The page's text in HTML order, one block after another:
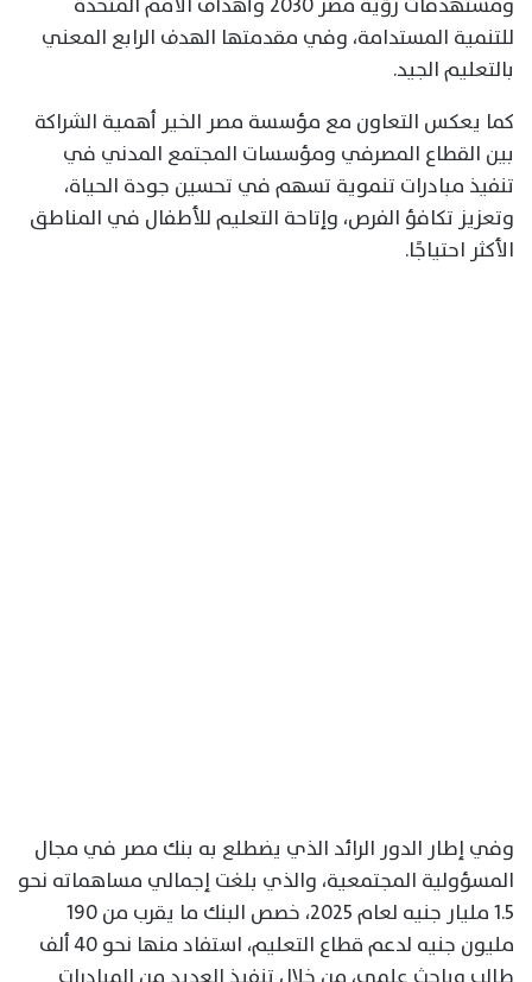
للتنمية المستدامة، وفي مقدمتها الهدف الرابع المعني
بالتعليم الجيد.
كما يعكس التعاون مع مؤسسة مصر الخير أهمية الشراكة
بين القطاع المصرفي ومؤسسات المجتمع المدني في
تنفيذ مبادرات تنموية تسهم في تحسين جودة الحياة،
وتعزيز تكافؤ الفرص، وإتاحة التعليم للأطفال في المناطق
الأكثر احتياجًا.
وفي إطار الدور الرائد الذي يضطلع به بنك مصر في مجال
المسؤولية المجتمعية، والذي بلغت إجمالي مساهماته نحو
1.5 مليار جنيه لعام 2025، خصص البنك ما يقرب من 190
مليون جنيه لدعم قطاع التعليم، استفاد منها نحو 40 ألف